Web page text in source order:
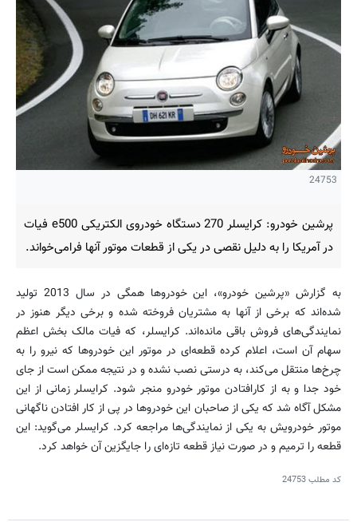
24753
پرشین خودرو: کرایسلر 270 دستگاه خودروی الکتریکی e500 فیات
در آمریکا را به دلیل نقصی در یکی از قطعات موتور آنها فرامی‌خواند.
به گزارش «پرشین خودرو»، این خودروها همگی در سال 2013 تولید
شده‌اند که برخی از آنها به مشتریان فروخته شده و برخی دیگر هنوز در
نمایندگی‌های فروش باقی مانده‌اند. کرایسلر، که فیات مالک بخش اعظم
سهام آن است، اعلام کرده قطعه‌ای در موتور این خودروها که نیرو را به
چرخ‌ها منتقل می‌کند، به درستی نصب نشده و در نتیجه ممکن است از جای
خود جدا و به از کارافتادن موتور خودرو منجر شود. کرایسلر زمانی از این
مشکل آگاه شد که یکی از صاحبان این خودروها در پی از کار افتادن ناگهانی
موتور خودرویش به یکی از نمایندگی‌ها مراجعه کرد. کرایسلر می‌گوید: این
قطعه را ترمیم و در صورت نیاز قطعه تازه‌ای را جایگزین آن خواهد کرد.
کد مطلب24753